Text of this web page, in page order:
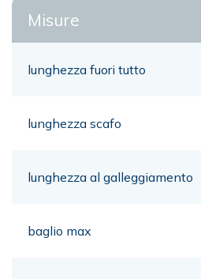
Misure
lunghezza fuori tutto
lunghezza scafo
lunghezza al galleggiamento
baglio max